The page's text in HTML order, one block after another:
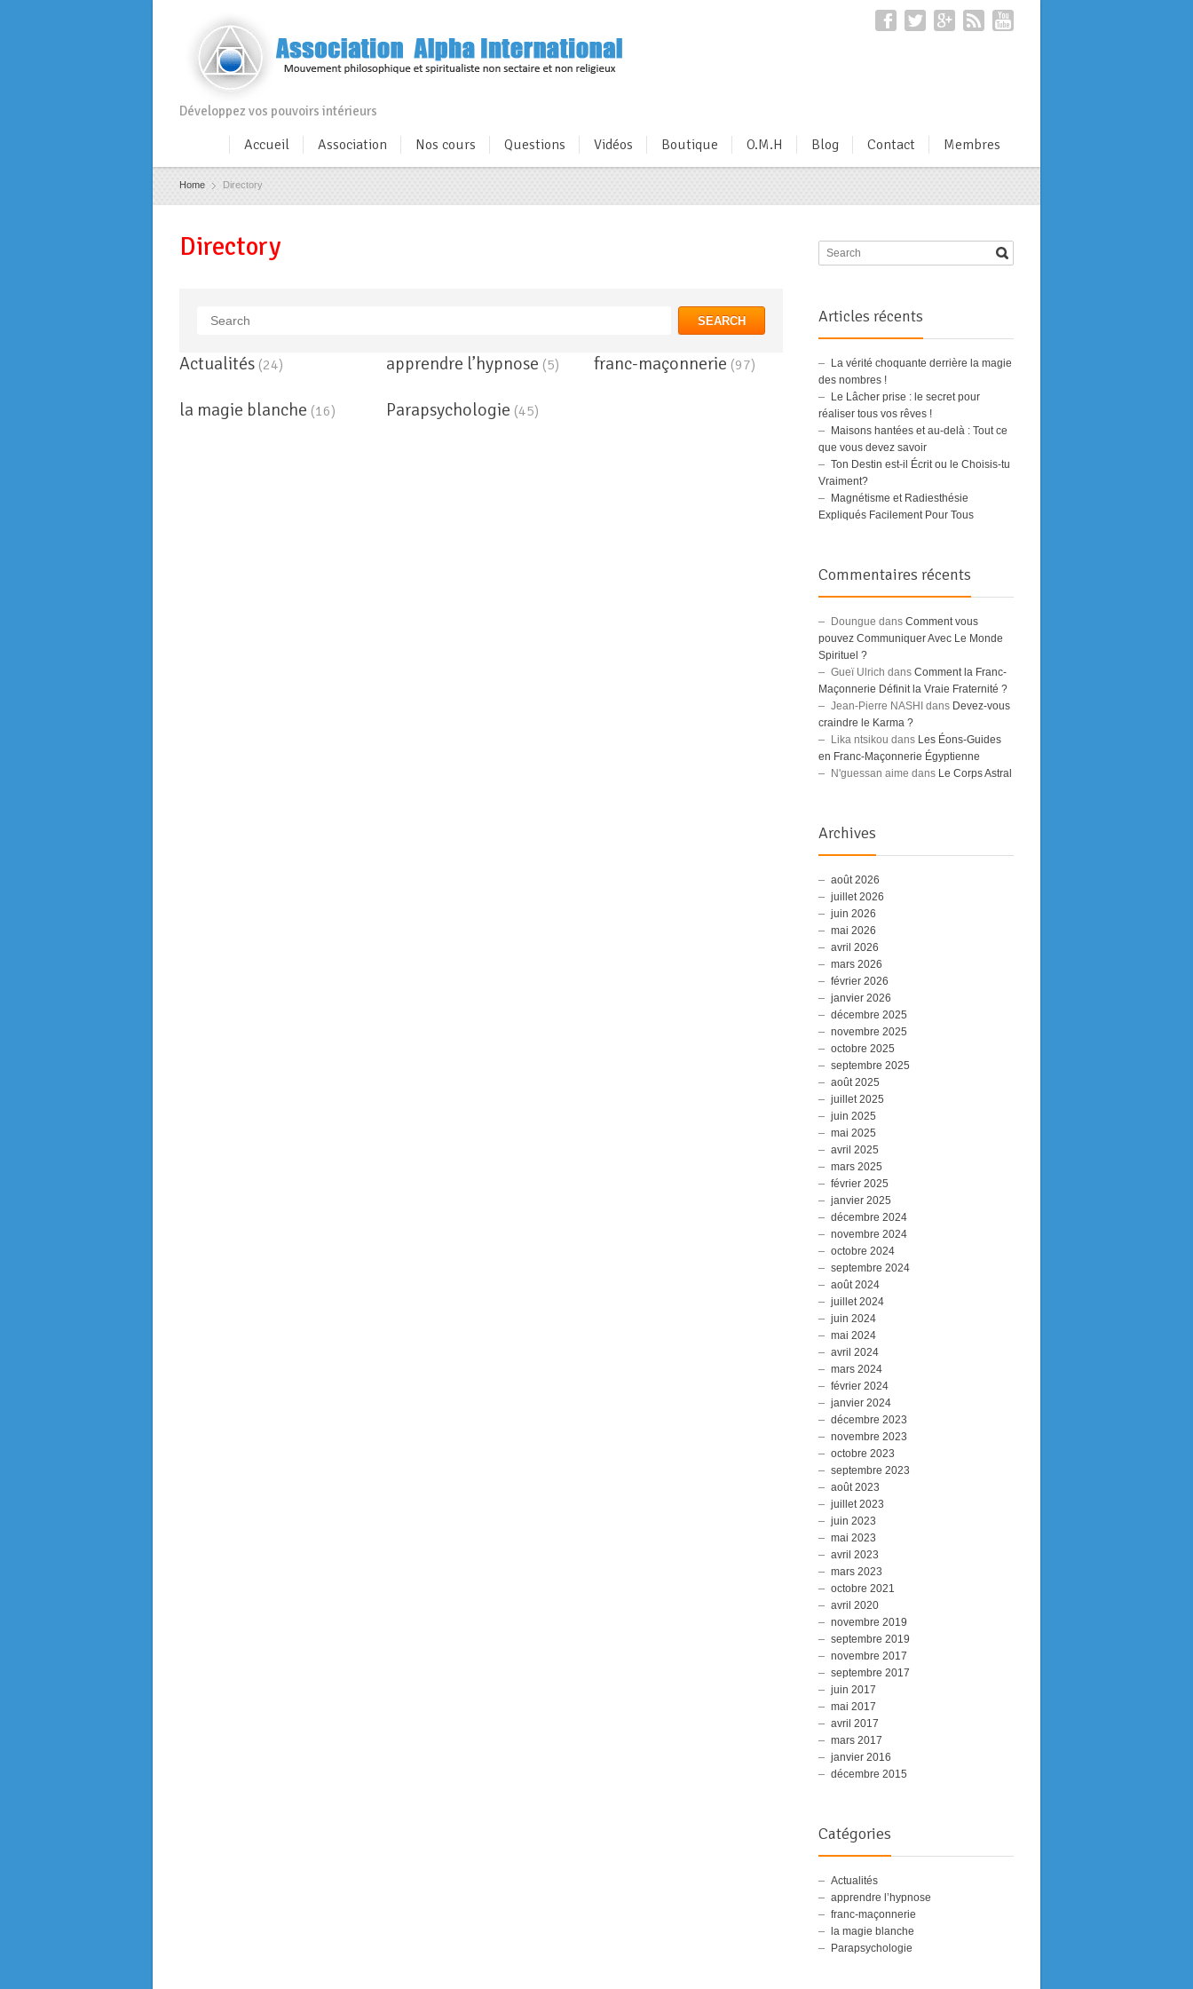
Développez vos pouvoirs intérieurs
Accueil Association Nos cours Questions Vidéos Boutique O.M.H Blog Contact Membres
Home Directory
Directory
SEARCH
Actualités (24) apprendre l’hypnose (5) franc-maçonnerie (97)
la magie blanche (16) Parapsychologie (45)
Articles récents
La vérité choquante derrière la magie
des nombres !
Le Lâcher prise : le secret pour
réaliser tous vos rêves !
Maisons hantées et au-delà : Tout ce
que vous devez savoir
Ton Destin est-il Écrit ou le Choisis-tu
Vraiment?
Magnétisme et Radiesthésie
Expliqués Facilement Pour Tous
Commentaires récents
Doungue dans Comment vous
pouvez Communiquer Avec Le Monde
Spirituel ?
Gueï Ulrich dans Comment la Franc-
Maçonnerie Définit la Vraie Fraternité ?
Jean-Pierre NASHI dans Devez-vous
craindre le Karma ?
Lika ntsikou dans Les Éons-Guides
en Franc-Maçonnerie Égyptienne
N'guessan aime dans Le Corps Astral
Archives
août 2026
juillet 2026
juin 2026
mai 2026
avril 2026
mars 2026
février 2026
janvier 2026
décembre 2025
novembre 2025
octobre 2025
septembre 2025
août 2025
juillet 2025
juin 2025
mai 2025
avril 2025
mars 2025
février 2025
janvier 2025
décembre 2024
novembre 2024
octobre 2024
septembre 2024
août 2024
juillet 2024
juin 2024
mai 2024
avril 2024
mars 2024
février 2024
janvier 2024
décembre 2023
novembre 2023
octobre 2023
septembre 2023
août 2023
juillet 2023
juin 2023
mai 2023
avril 2023
mars 2023
octobre 2021
avril 2020
novembre 2019
septembre 2019
novembre 2017
septembre 2017
juin 2017
mai 2017
avril 2017
mars 2017
janvier 2016
décembre 2015
Catégories
Actualités
apprendre l’hypnose
franc-maçonnerie
la magie blanche
Parapsychologie